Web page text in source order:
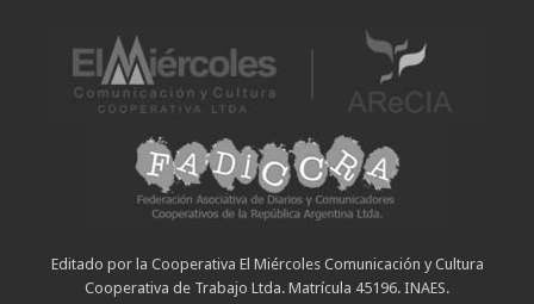
Editado por la Cooperativa El Miércoles Comunicación y Cultura
Cooperativa de Trabajo Ltda. Matrícula 45196. INAES.